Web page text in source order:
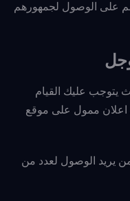
على الوصول لجمهورهم
يتوجب عليك القيام
اعلان ممول على موقع
يريد الوصول لعدد من